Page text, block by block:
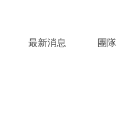
最新消息 團隊